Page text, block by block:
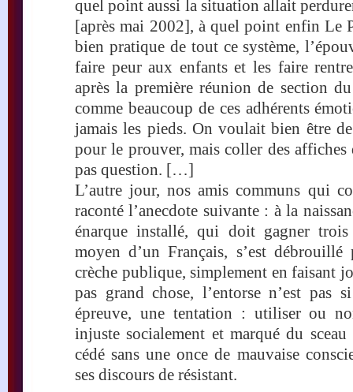
quel point aussi la situation allait
[après mai 2002], à quel point enfin Le
bien pratique de tout ce système,
faire peur aux enfants et les faire
après la première réunion de section
comme beaucoup de ces adhérents
jamais les pieds. On voulait bien être
pour le prouver, mais coller des
pas question. […]
L’autre jour, nos amis communs qui
raconté l’anecdote suivante : à la
énarque installé, qui doit gagner
moyen d’un Français, s’est
crèche publique, simplement en faisant
pas grand chose, l’entorse n’est pas
épreuve, une tentation : utiliser ou
injuste socialement et marqué du
cédé sans une once de mauvaise
ses discours de résistant.